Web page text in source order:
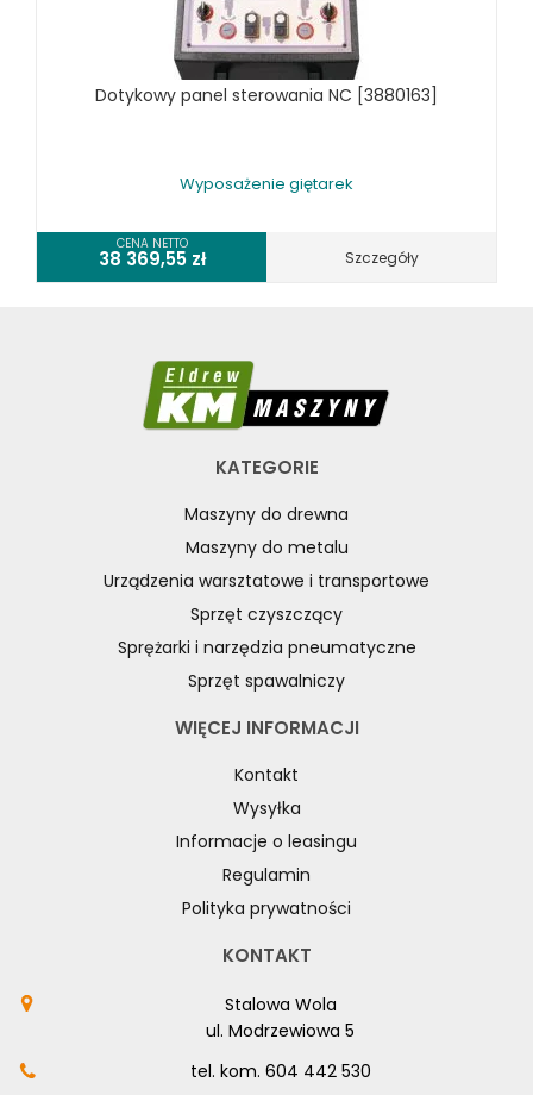
SPRZĘT SPAWALNICZY
KOSZT DOSTAWY
Dotykowy panel sterowania NC [3880163]
Wyposażenie giętarek
CENA NETTO
38 369,55 zł Szczegóły
KATEGORIE
Maszyny do drewna
Maszyny do metalu
Urządzenia warsztatowe i transportowe
Sprzęt czyszczący
Sprężarki i narzędzia pneumatyczne
Sprzęt spawalniczy
WIĘCEJ INFORMACJI
Kontakt
Wysyłka
Informacje o leasingu
Regulamin
Polityka prywatności
KONTAKT
Stalowa Wola
ul. Modrzewiowa 5
tel. kom. 604 442 530